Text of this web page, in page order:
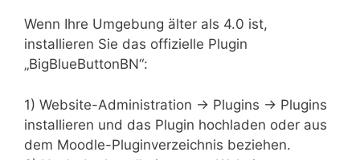
Wenn Ihre Umgebung älter als 4.0 ist,
installieren Sie das offizielle Plugin
„BigBlueButtonBN“:
1) Website-Administration → Plugins → Plugins
installieren und das Plugin hochladen oder aus
dem Moodle-Pluginverzeichnis beziehen.